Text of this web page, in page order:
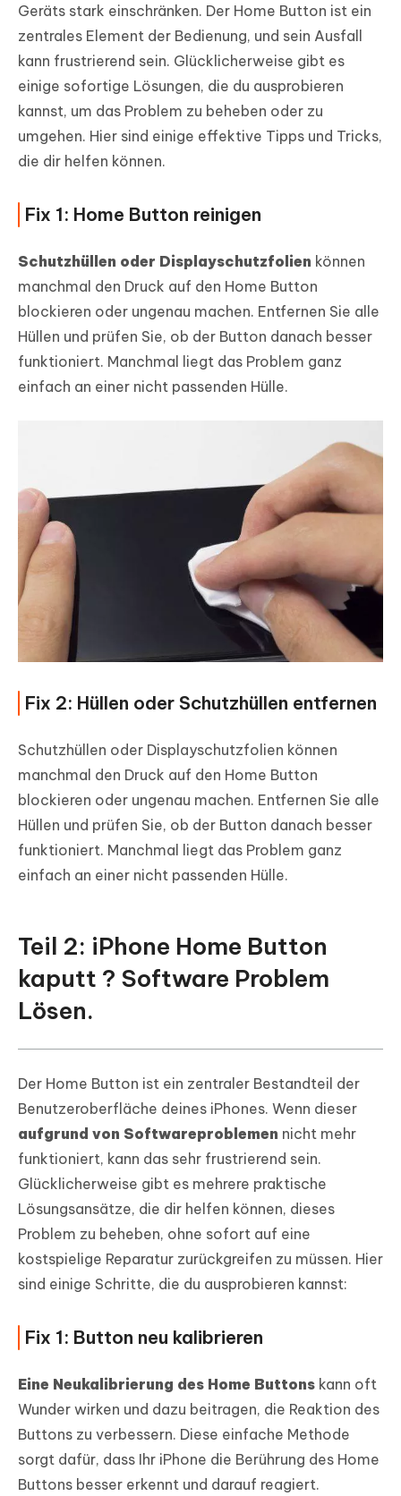
Geräts stark einschränken. Der Home Button ist ein
zentrales Element der Bedienung, und sein Ausfall
kann frustrierend sein. Glücklicherweise gibt es
einige sofortige Lösungen, die du ausprobieren
kannst, um das Problem zu beheben oder zu
umgehen. Hier sind einige effektive Tipps und Tricks,
die dir helfen können.
Fix 1: Home Button reinigen
Schutzhüllen oder Displayschutzfolien können
manchmal den Druck auf den Home Button
blockieren oder ungenau machen. Entfernen Sie alle
Hüllen und prüfen Sie, ob der Button danach besser
funktioniert. Manchmal liegt das Problem ganz
einfach an einer nicht passenden Hülle.
Fix 2: Hüllen oder Schutzhüllen entfernen
Schutzhüllen oder Displayschutzfolien können
manchmal den Druck auf den Home Button
blockieren oder ungenau machen. Entfernen Sie alle
Hüllen und prüfen Sie, ob der Button danach besser
funktioniert. Manchmal liegt das Problem ganz
einfach an einer nicht passenden Hülle.
Teil 2: iPhone Home Button
kaputt ? Software Problem
Lösen.
Der Home Button ist ein zentraler Bestandteil der
Benutzeroberfläche deines iPhones. Wenn dieser
aufgrund von Softwareproblemen nicht mehr
funktioniert, kann das sehr frustrierend sein.
Glücklicherweise gibt es mehrere praktische
Lösungsansätze, die dir helfen können, dieses
Problem zu beheben, ohne sofort auf eine
kostspielige Reparatur zurückgreifen zu müssen. Hier
sind einige Schritte, die du ausprobieren kannst:
Fix 1: Button neu kalibrieren
Eine Neukalibrierung des Home Buttons kann oft
Wunder wirken und dazu beitragen, die Reaktion des
Buttons zu verbessern. Diese einfache Methode
sorgt dafür, dass Ihr iPhone die Berührung des Home
Buttons besser erkennt und darauf reagiert.